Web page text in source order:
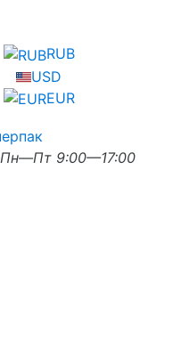
RUB
USD
EUR
Пн—Пт 9:00—17:00